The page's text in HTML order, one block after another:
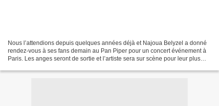
Nous l’attendions depuis quelques années déjà et Najoua Belyzel a donné
rendez-vous à ses fans demain au Pan Piper pour un concert événement à
Paris. Les anges seront de sortie et l’artiste sera sur scène pour leur plus